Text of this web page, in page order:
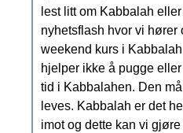
lest litt om Kabbalah
nyhetsflash hvor vi hører
weekend kurs i
hjelper ikke å pugge
tid i Kabbalahen. Den
leves. Kabbalah er det
imot og dette kan vi